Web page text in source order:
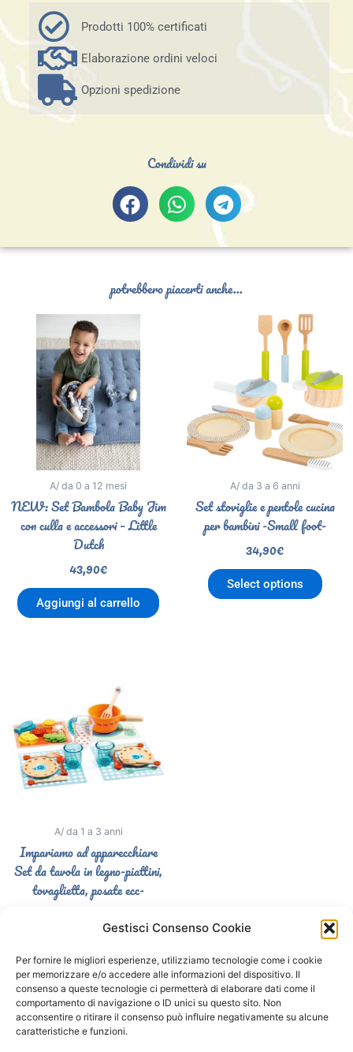
Gestisci Consenso Cookie
Per fornire le migliori esperienze, utilizziamo tecnologie come i cookie
per memorizzare e/o accedere alle informazioni del dispositivo. Il
consenso a queste tecnologie ci permetterà di elaborare dati come il
comportamento di navigazione o ID unici su questo sito. Non
acconsentire o ritirare il consenso può influire negativamente su alcune
caratteristiche e funzioni.
Prodotti 100% certificati
Elaborazione ordini veloci
Opzioni spedizione
Condividi su
potrebbero piacerti anche...
A/ da 0 a 12 mesi
NEW: Set Bambola Baby Jim
con culla e accessori – Little
Dutch
43,90€
Aggiungi al carrello
A/ da 3 a 6 anni
Set stoviglie e pentole cucina
per bambini -Small foot-
34,90€
Select options
A/ da 1 a 3 anni
Impariamo ad apparecchiare
Set da tavola in legno-piattini,
tovaglietta, posate ecc-
Segui il Gatto Blu sui social